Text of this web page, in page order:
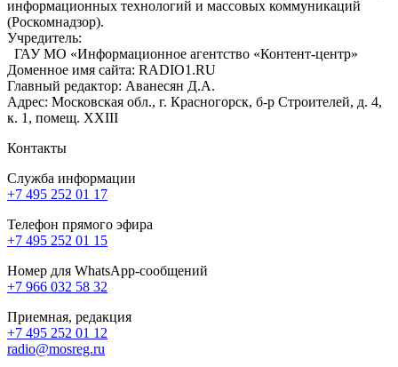
информационных технологий и массовых коммуникаций
(Роскомнадзор).
Учредитель:
ГАУ МО «Информационное агентство «Контент-центр»
Доменное имя сайта: RADIO1.RU
Главный редактор: Аванесян Д.А.
Адрес: Московская обл., г. Красногорск, б-р Строителей, д. 4,
к. 1, помещ. XXIII
Контакты
Служба информации
+7 495 252 01 17
Телефон прямого эфира
+7 495 252 01 15
Номер для WhatsApp-сообщений
+7 966 032 58 32
Приемная, редакция
+7 495 252 01 12
radio@mosreg.ru